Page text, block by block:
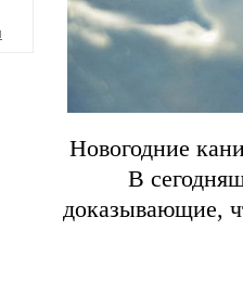
Новогодние
В
доказывающие,